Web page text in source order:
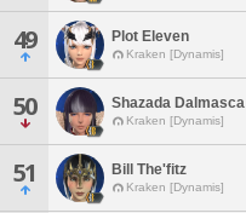
49 Plot Eleven
Kraken [Dynamis]
50 Shazada Dalmasca
Kraken [Dynamis]
51 Bill The'fitz
Kraken [Dynamis]